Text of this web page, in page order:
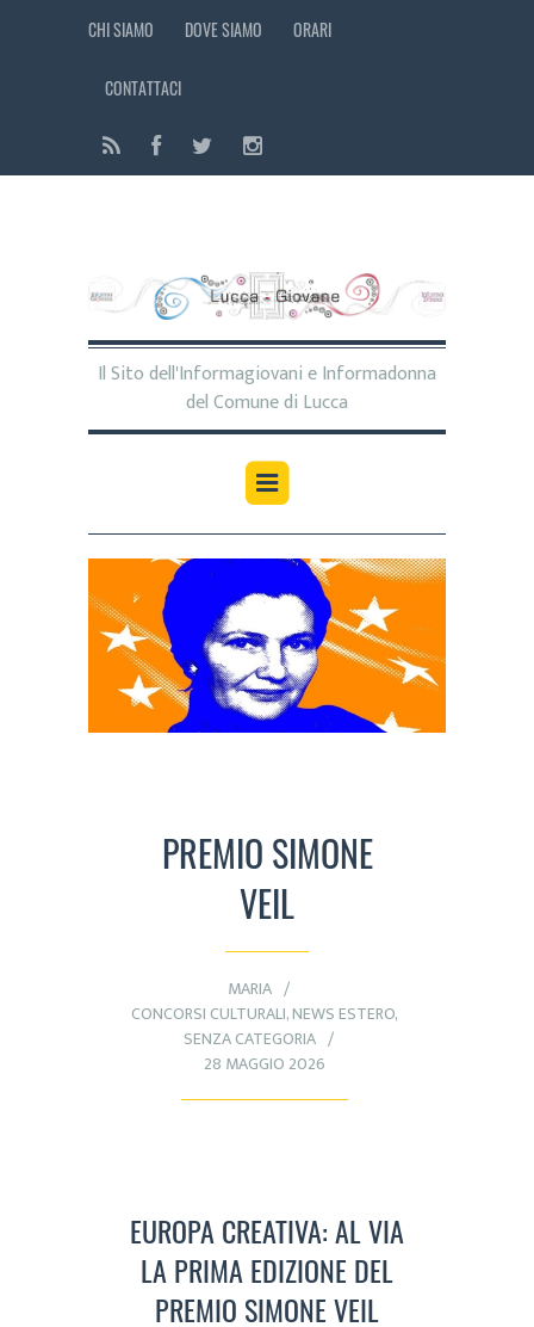
CHI SIAMO DOVE SIAMO ORARI
CONTATTACI
Il Sito dell'Informagiovani e Informadonna
del Comune di Lucca
PREMIO SIMONE
VEIL
MARIA
CONCORSI CULTURALI,NEWS ESTERO,
SENZA CATEGORIA
28 MAGGIO 2026
EUROPA CREATIVA: AL VIA
LA PRIMA EDIZIONE DEL
PREMIO SIMONE VEIL